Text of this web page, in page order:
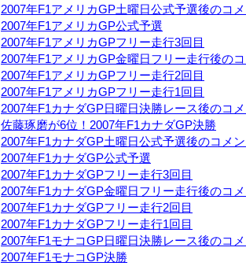
2007年F1アメリカGP土曜日公式予選後のコ
2007年F1アメリカGP公式予選
2007年F1アメリカGPフリー走行3回目
2007年F1アメリカGP金曜日フリー走行後の
2007年F1アメリカGPフリー走行2回目
2007年F1アメリカGPフリー走行1回目
2007年F1カナダGP日曜日決勝レース後のコ
佐藤琢磨が6位！2007年F1カナダGP決勝
2007年F1カナダGP土曜日公式予選後のコメ
2007年F1カナダGP公式予選
2007年F1カナダGPフリー走行3回目
2007年F1カナダGP金曜日フリー走行後のコ
2007年F1カナダGPフリー走行2回目
2007年F1カナダGPフリー走行1回目
2007年F1モナコGP日曜日決勝レース後のコ
2007年F1モナコGP決勝